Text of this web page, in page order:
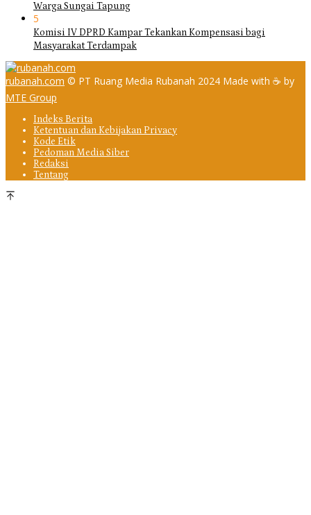
Warga Sungai Tapung
5
Komisi IV DPRD Kampar Tekankan Kompensasi bagi
Masyarakat Terdampak
rubanah.com © PT Ruang Media Rubanah 2024 Made with ☕ by
MTE Group
Indeks Berita
Ketentuan dan Kebijakan Privacy
Kode Etik
Pedoman Media Siber
Redaksi
Tentang